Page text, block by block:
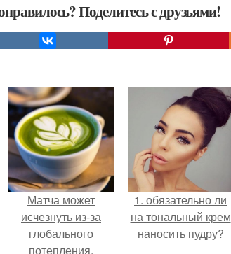
Поделитесь с друзьями!
Матча может
исчезнуть из-за
глобального
потепления.
1. обязательно ли
на тональный крем
наносить пудру?